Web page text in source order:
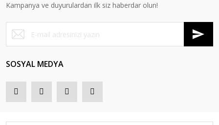
Kampanya ve duyurulardan ilk siz haberdar olun!
SOSYAL MEDYA